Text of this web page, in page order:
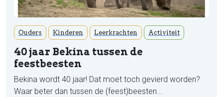
Ouders Kinderen Leerkrachten Activiteit
40 jaar Bekina tussen de
feestbeesten
Bekina wordt 40 jaar! Dat moet toch gevierd worden?
Waar beter dan tussen de (feest)beesten...